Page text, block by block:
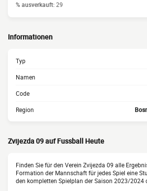
% ausverkauft:29
Informationen
Typ
Namen
Code
Region
Zvijezda 09 auf Fussball Heute
Finden Sie für den Verein Zvijezda 09 alle
Formation der Mannschaft für jedes Spiel eine
den kompletten Spielplan der Saison 2023/2024